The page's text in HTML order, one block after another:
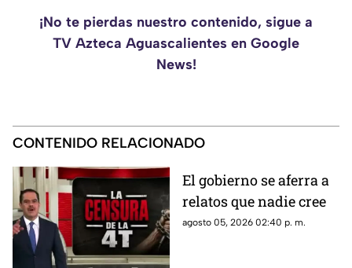
¡No te pierdas nuestro contenido, sigue a
TV Azteca Aguascalientes en Google
News!
CONTENIDO RELACIONADO
El gobierno se aferra a
relatos que nadie cree
agosto 05, 2026 02:40 p. m.